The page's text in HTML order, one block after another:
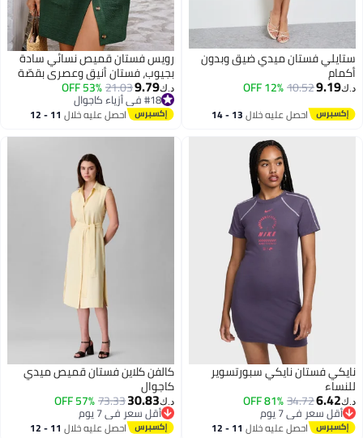
ستايلي فستان ميدي ضيق وبدون
أكمام
د.ك‏9.19
10.52
12% OFF
احصل عليه خلال 13 - 14
رويس فستان قميص نسائي سادة
بجيوب، فستان أنيق وعصري بقصّة
A-line، فستان بأكمام قصيرة وأزرار
مع تصميم ياقة، مناسب للارتداء
اليومي أو لأي مناسبة
د.ك‏9.79
21.03
53% OFF
#18 في أزياء كاجوال
#18 في أزياء كاجوال احصل عليه خلال 11 - 12
نايكي فستان نايكي سبورتسوير
للنساء
د.ك‏6.42
34.72
81% OFF
أقل سعر في 7 يوم
أقل سعر في 7 يوماحصل عليه خلال 11 - 12
كالفن كلاين فستان قميص ميدي
كاجوال
د.ك‏30.83
73.33
57% OFF
أقل سعر في 7 يوم
أقل سعر في 7 يوماحصل عليه خلال 11 - 12